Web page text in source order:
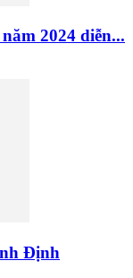
2024 diễn...
Định